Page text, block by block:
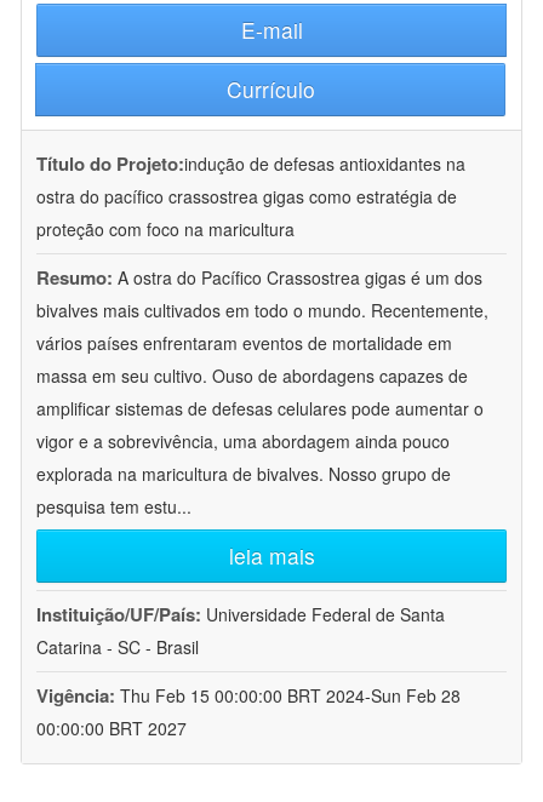
E-mail
Currículo
Título do Projeto:indução de defesas antioxidantes na
ostra do pacífico crassostrea gigas como estratégia de
proteção com foco na maricultura
Resumo: A ostra do Pacífico Crassostrea gigas é um dos
bivalves mais cultivados em todo o mundo. Recentemente,
vários países enfrentaram eventos de mortalidade em
massa em seu cultivo. Ouso de abordagens capazes de
amplificar sistemas de defesas celulares pode aumentar o
vigor e a sobrevivência, uma abordagem ainda pouco
explorada na maricultura de bivalves. Nosso grupo de
pesquisa tem estu...
leia mais
Instituição/UF/País: Universidade Federal de Santa
Catarina - SC - Brasil
Vigência: Thu Feb 15 00:00:00 BRT 2024-Sun Feb 28
00:00:00 BRT 2027